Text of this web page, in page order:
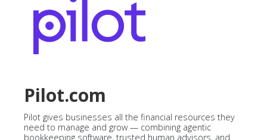
Pilot.com
Pilot gives businesses all the financial resources they
need to manage and grow — combining agentic
bookkeeping software, trusted human advisors, and